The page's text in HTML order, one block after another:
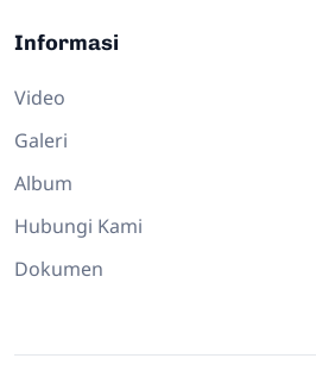
Informasi
Video
Galeri
Album
Hubungi Kami
Dokumen